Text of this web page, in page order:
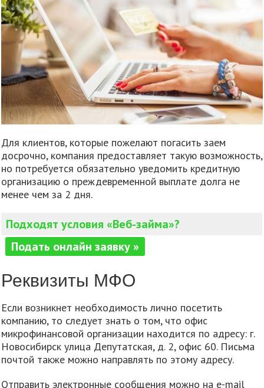
Для клиентов, которые пожелают погасить заем
досрочно, компания предоставляет такую возможность,
но потребуется обязательно уведомить кредитную
организацию о преждевременной выплате долга не
менее чем за 2 дня.
Подходят условия «Веб-займа»?
Подать онлайн заявку »
Реквизиты МФО
Если возникнет необходимость лично посетить
компанию, то следует знать о том, что офис
микрофинансовой организации находится по адресу: г.
Новосибирск улица Депутатская, д. 2, офис 60. Письма
почтой также можно направлять по этому адресу.
Отправить электронные сообщения можно на е-mail